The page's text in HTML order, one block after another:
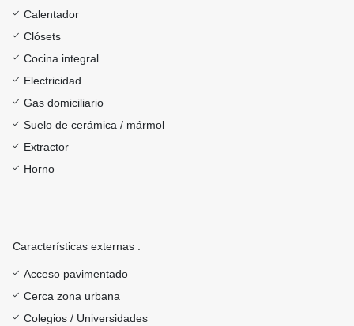
Calentador
Clósets
Cocina integral
Electricidad
Gas domiciliario
Suelo de cerámica / mármol
Extractor
Horno
Características externas :
Acceso pavimentado
Cerca zona urbana
Colegios / Universidades